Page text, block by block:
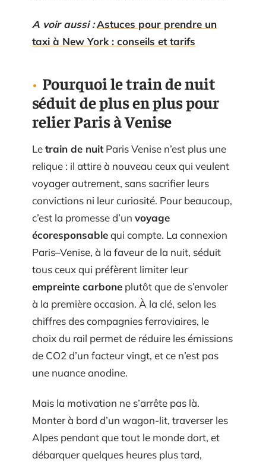
A voir aussi :Astuces pour prendre un
taxi à New York : conseils et tarifs
Pourquoi le train de nuit
séduit de plus en plus pour
relier Paris à Venise
Letrain de nuitParis Venise n’est plus une
relique : il attire à nouveau ceux qui veulent
voyager autrement, sans sacrifier leurs
convictions ni leur curiosité. Pour beaucoup,
c’est la promesse d’un voyage
écoresponsablequi compte. La connexion
Paris–Venise, à la faveur de la nuit, séduit
tous ceux qui préfèrent limiter leur
empreinte carbone plutôt que de s’envoler
à la première occasion. À la clé, selon les
chiffres des compagnies ferroviaires, le
choix du rail permet de réduire les émissions
de CO2 d’un facteur vingt, et ce n’est pas
une nuance anodine.
Mais la motivation ne s’arrête pas là.
Monter à bord d’un wagon-lit, traverser les
Alpes pendant que tout le monde dort, et
débarquer quelques heures plus tard,